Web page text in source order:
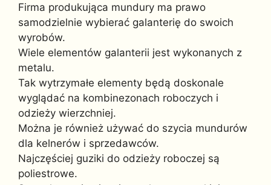
Firma produkująca mundury ma prawo
samodzielnie wybierać galanterię do swoich
wyrobów.
Wiele elementów galanterii jest wykonanych z
metalu.
Tak wytrzymałe elementy będą doskonale
wyglądać na kombinezonach roboczych i
odzieży wierzchniej.
Można je również używać do szycia mundurów
dla kelnerów i sprzedawców.
Najczęściej guziki do odzieży roboczej są
poliestrowe.